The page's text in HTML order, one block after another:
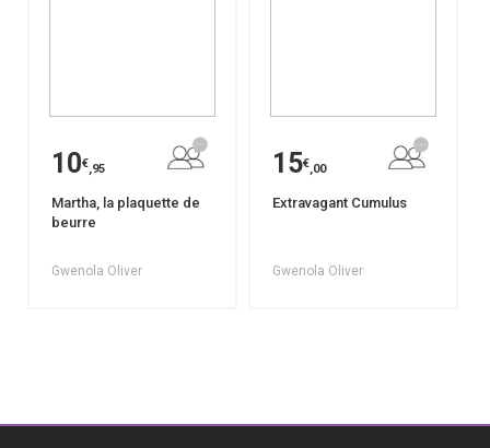
10€,95
Martha, la plaquette de
beurre
Gwenola Oliver
15€,00
Extravagant Cumulus
Gwenola Oliver